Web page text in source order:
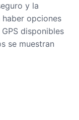
y la
haber opciones
disponibles
se muestran